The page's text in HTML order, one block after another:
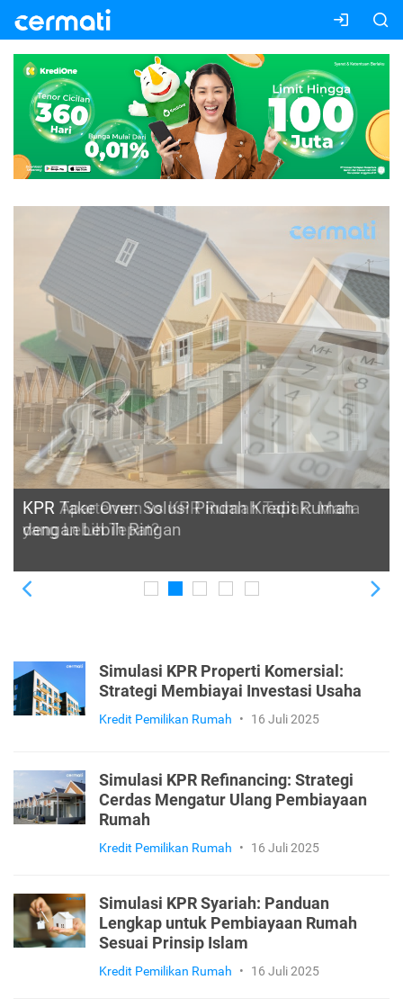
KPR Take Over: Solusi Pindah Kredit Rumah
dengan Lebih Ringan
Simulasi KPR Properti Komersial:
Strategi Membiayai Investasi Usaha
Kredit Pemilikan Rumah • 16 Juli 2025
Simulasi KPR Refinancing: Strategi
Cerdas Mengatur Ulang Pembiayaan
Rumah
Kredit Pemilikan Rumah • 16 Juli 2025
Simulasi KPR Syariah: Panduan
Lengkap untuk Pembiayaan Rumah
Sesuai Prinsip Islam
Kredit Pemilikan Rumah • 16 Juli 2025